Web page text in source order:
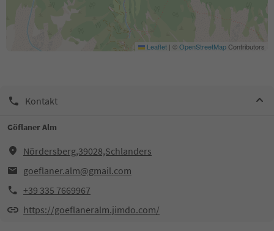
Leaflet | ©OpenStreetMapContributors
Kontakt
Göflaner Alm
Nördersberg,39028,Schlanders
goeflaner.alm@gmail.com
+39 335 7669967
https://goeflaneralm.jimdo.com/